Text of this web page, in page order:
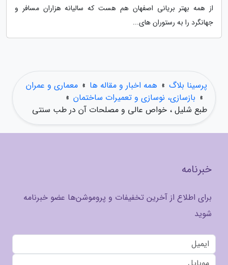
از همه بهتر بریانی اصفهان هم هست که سالیانه هزاران مسافر و
جهانگرد را به رستوران های...
پرسینا بلاگ » همه اخبار و مقاله ها » معماری و عمران
» بازسازی، نوسازی و تعمیرات ساختمان »
طبع شلیل ، خواص عالی و مصلحات آن در طب سنتی
خبرنامه
برای اطلاع از آخرین تخفیفات و پروموشن‌ها عضو خبرنامه
شوید